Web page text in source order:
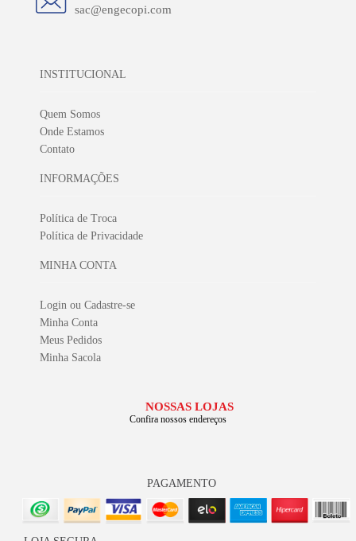
sac@engecopi.com
INSTITUCIONAL
Quem Somos
Onde Estamos
Contato
INFORMAÇÕES
Política de Troca
Política de Privacidade
MINHA CONTA
Login ou Cadastre-se
Minha Conta
Meus Pedidos
Minha Sacola
NOSSAS LOJAS
Confira nossos endereços
PAGAMENTO